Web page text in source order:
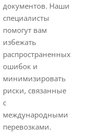
документов. Наши
специалисты
помогут вам
избежать
распространенных
ошибок и
минимизировать
риски, связанные
с
международными
перевозками.